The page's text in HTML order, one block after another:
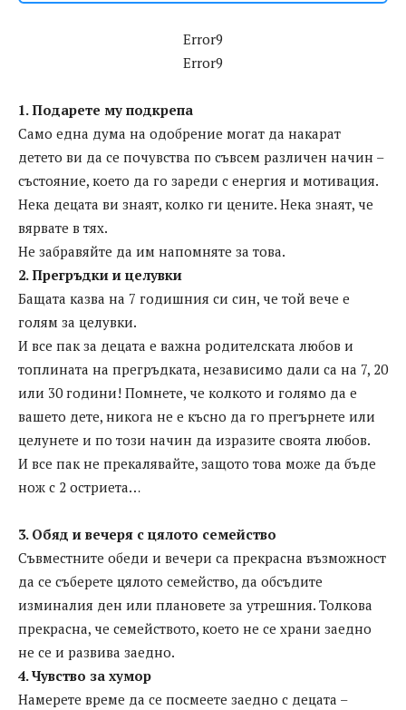
Error9
Error9
1. Подарете му подкрепа
Само една дума на одобрение могат да накарат
детето ви да се почувства по съвсем различен начин –
състояние, което да го зареди с енергия и мотивация.
Нека децата ви знаят, колко ги цените. Нека знаят, че
вярвате в тях.
Не забравяйте да им напомняте за това.
2. Прегръдки и целувки
Бащата казва на 7 годишния си син, че той вече е
голям за целувки.
И все пак за децата е важна родителската любов и
топлината на прегръдката, независимо дали са на 7, 20
или 30 години! Помнете, че колкото и голямо да е
вашето дете, никога не е късно да го прегърнете или
целунете и по този начин да изразите своята любов.
И все пак не прекалявайте, защото това може да бъде
нож с 2 остриета…
3. Обяд и вечеря с цялото семейство
Съвместните обеди и вечери са прекрасна възможност
да се съберете цялото семейство, да обсъдите
изминалия ден или плановете за утрешния. Толкова
прекрасна, че семейството, което не се храни заедно
не се и развива заедно.
4. Чувство за хумор
Намерете време да се посмеете заедно с децата –